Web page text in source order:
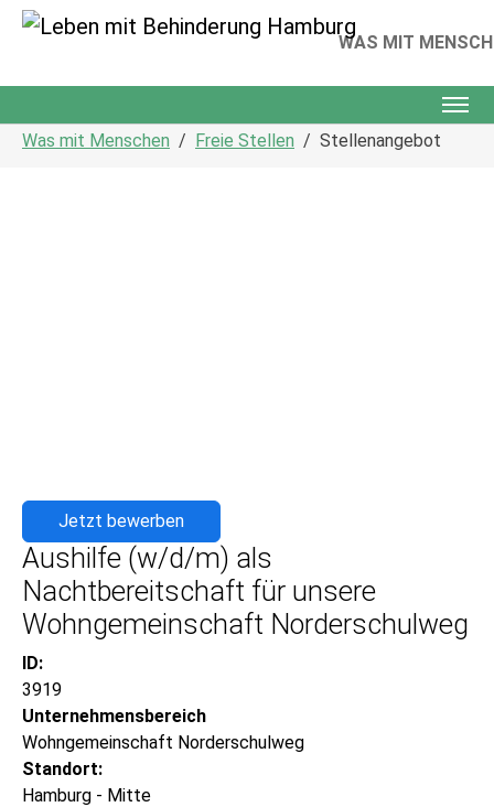
Skip to main content
WAS MIT
You are here:
Was mit Menschen Freie Stellen Stellenangebot
Jetzt bewerben
Aushilfe (w/d/m) als
Nachtbereitschaft für unsere
Wohngemeinschaft Norderschulweg
ID:
3919
Unternehmensbereich
Wohngemeinschaft Norderschulweg
Standort:
Hamburg - Mitte